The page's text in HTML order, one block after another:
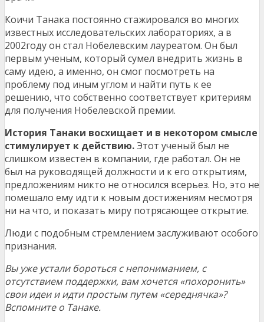
Коичи Танака постоянно стажировался во многих
известных исследовательских лабораториях, а в
2002году он стал Нобелевским лауреатом. Он был
первым ученым, который сумел внедрить жизнь в
саму идею, а именно, он смог посмотреть на
проблему под иным углом и найти путь к ее
решению, что собственно соответствует критериям
для получения Нобелевской премии.
История Танаки восхищает и в некотором смысле
стимулирует к действию.Этот ученый был не
слишком известен в компании, где работал. Он не
был на руководящей должности и к его открытиям,
предложениям никто не относился всерьез. Но, это не
помешало ему идти к новым достижениям несмотря
ни на что, и показать миру потрясающее открытие.
Люди с подобным стремлением заслуживают особого
признания.
Вы уже устали бороться с непониманием, с
отсутствием поддержки, вам хочется «похоронить»
свои идеи и идти простым путем «середнячка»?
Вспомните о Танаке.